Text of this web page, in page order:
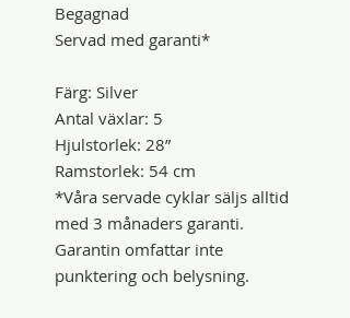
Begagnad
Servad med garanti*
Färg: Silver
Antal växlar: 5
Hjulstorlek: 28”
Ramstorlek: 54 cm
*Våra servade cyklar säljs alltid
med 3 månaders garanti.
Garantin omfattar inte
punktering och belysning.